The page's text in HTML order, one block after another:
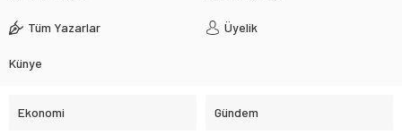
Tüm Yazarlar Üyelik
Künye
Ekonomi Gündem